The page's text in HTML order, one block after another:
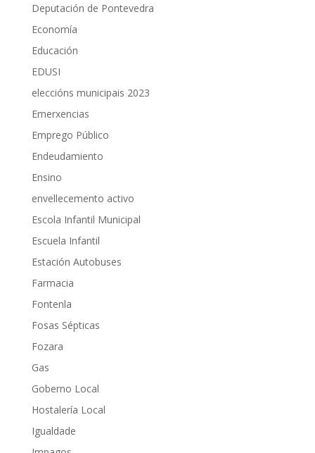
Deputación de Pontevedra
Economía
Educación
EDUSI
eleccións municipais 2023
Emerxencias
Emprego Público
Endeudamiento
Ensino
envellecemento activo
Escola Infantil Municipal
Escuela Infantil
Estación Autobuses
Farmacia
Fontenla
Fosas Sépticas
Fozara
Gas
Goberno Local
Hostalería Local
Igualdade